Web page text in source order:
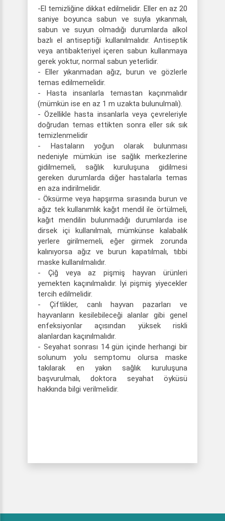
-El temizliğine dikkat edilmelidir. Eller en az 20
saniye boyunca sabun ve suyla yıkanmalı,
sabun ve suyun olmadığı durumlarda alkol
bazlı el antiseptiği kullanılmalıdır. Antiseptik
veya antibakteriyel içeren sabun kullanmaya
gerek yoktur, normal sabun yeterlidir.
- Eller yıkanmadan ağız, burun ve gözlerle
temas edilmemelidir.
- Hasta insanlarla temastan kaçınmalıdır
(mümkün ise en az 1 m uzakta bulunulmalı).
- Özellikle hasta insanlarla veya çevreleriyle
doğrudan temas ettikten sonra eller sık sık
temizlenmelidir
- Hastaların yoğun olarak bulunması
nedeniyle mümkün ise sağlık merkezlerine
gidilmemeli, sağlık kuruluşuna gidilmesi
gereken durumlarda diğer hastalarla temas
en aza indirilmelidir.
- Öksürme veya hapşırma sırasında burun ve
ağız tek kullanımlık kağıt mendil ile örtülmeli,
kağıt mendilin bulunmadığı durumlarda ise
dirsek içi kullanılmalı, mümkünse kalabalık
yerlere girilmemeli, eğer girmek zorunda
kalınıyorsa ağız ve burun kapatılmalı, tıbbi
maske kullanılmalıdır.
- Çiğ veya az pişmiş hayvan ürünleri
yemekten kaçınılmalıdır. İyi pişmiş yiyecekler
tercih edilmelidir.
- Çiftlikler, canlı hayvan pazarları ve
hayvanların kesilebileceği alanlar gibi genel
enfeksiyonlar açısından yüksek riskli
alanlardan kaçınılmalıdır.
- Seyahat sonrası 14 gün içinde herhangi bir
solunum yolu semptomu olursa maske
takılarak en yakın sağlık kuruluşuna
başvurulmalı, doktora seyahat öyküsü
hakkında bilgi verilmelidir.